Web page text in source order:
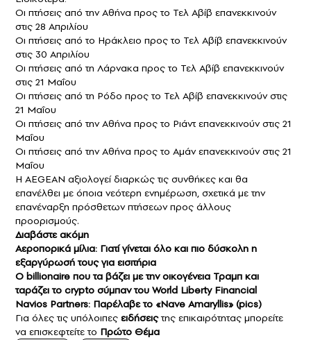
Οι πτήσεις από την Αθήνα προς το Τελ Αβίβ επανεκκινούν
στις 28 Απριλίου
Οι πτήσεις από το Ηράκλειο προς το Τελ Αβίβ επανεκκινούν
στις 30 Απριλίου
Οι πτήσεις από τη Λάρνακα προς το Τελ Αβίβ επανεκκινούν
στις 21 Μαΐου
Οι πτήσεις από τη Ρόδο προς το Τελ Αβίβ επανεκκινούν στις
21 Μαΐου
Οι πτήσεις από την Αθήνα προς το Ριάντ επανεκκινούν στις 21
Μαΐου
Οι πτήσεις από την Αθήνα προς το Αμάν επανεκκινούν στις 21
Μαΐου
Η AEGEAN αξιολογεί διαρκώς τις συνθήκες και θα
επανέλθει με όποια νεότερη ενημέρωση, σχετικά με την
επανέναρξη πρόσθετων πτήσεων προς άλλους
προορισμούς.
Διαβάστε ακόμη
Αεροπορικά μίλια: Γιατί γίνεται όλο και πιο δύσκολη η
εξαργύρωσή τους για εισιτήρια
O billionaire που τα βάζει με την οικογένεια Τραμπ και
ταράζει το crypto σύμπαν του World Liberty Financial
Navios Partners: Παρέλαβε το «Nave Amaryllis» (pics)
Για όλες τις υπόλοιπες ειδήσειςτης επικαιρότητας μπορείτε
να επισκεφτείτε το Πρώτο Θέμα